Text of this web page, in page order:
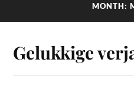
MONTH:
Gelukkige